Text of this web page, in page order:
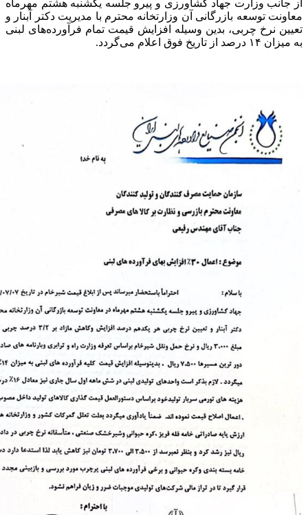
از جانب وزارت جهاد کشاورزی و پیرو جلسه یکشنبه هشتم مهرماه
معاونت توسعه بازرگانی آن وزارتخانه محترم با مدیریت دکتر آبنار و
تعیین نرخ چربی، بدین وسیله افزایش قیمت تمام فرآورده‌های لبنی
به میزان ۱۴ درصد از تاریخ فوق اعلام می‌گردد.